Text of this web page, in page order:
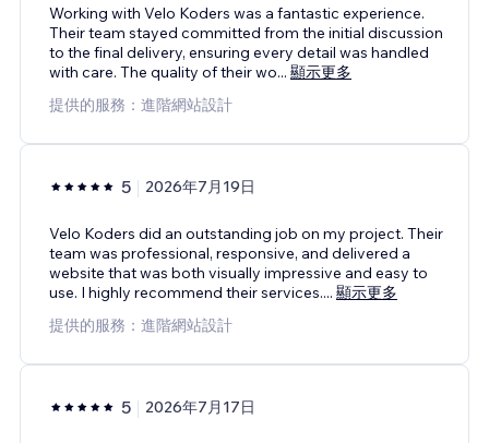
Working with Velo Koders was a fantastic experience.
Their team stayed committed from the initial discussion
to the final delivery, ensuring every detail was handled
with care. The quality of their wo... 顯示更多
提供的服務：進階網站設計
5 2026年7月19日
Velo Koders did an outstanding job on my project. Their
team was professional, responsive, and delivered a
website that was both visually impressive and easy to
use. I highly recommend their services.... 顯示更多
提供的服務：進階網站設計
5 2026年7月17日